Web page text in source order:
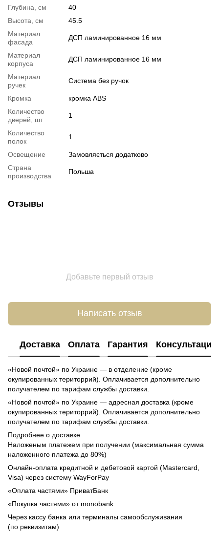
Глубина, см
40
Высота, см
45.5
Материал
фасада
ДСП ламинированное 16 мм
Материал
корпуса
ДСП ламинированное 16 мм
Материал
ручек
Система без ручок
Кромка
кромка ABS
Количество
дверей, шт
1
Количество
полок
1
Освещение
Замовляється додатково
Страна
производства
Польша
Отзывы
Добавьте первый отзыв
Написать отзыв
Доставка Оплата Гарантия Консультация
«Новой почтой» по Украине — в отделение (кроме
окупированных територрий). Оплачивается дополнительно
получателем по тарифам службы доставки.
«Новой почтой» по Украине — адресная доставка (кроме
окупированных територрий). Оплачивается дополнительно
получателем по тарифам службы доставки.
Подробнее о доставке
Наложеным платежем при получении (максимальная сумма
наложенного платежа до 80%)
Онлайн-оплата кредитной и дебетовой картой (Mastercard,
Visa) через систему WayForPay
«Оплата частями» ПриватБанк
«Покупка частями» от monobank
Через кассу банка или терминалы самообслуживания
(по реквизитам)